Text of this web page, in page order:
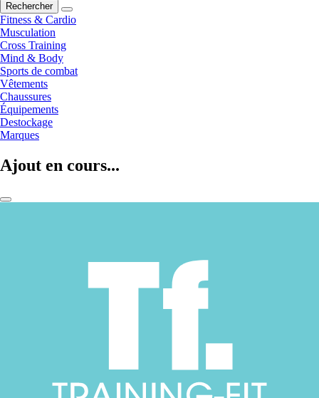
Rechercher
Fitness & Cardio
Musculation
Cross Training
Mind & Body
Sports de combat
Vêtements
Chaussures
Équipements
Destockage
Marques
Ajout en cours...